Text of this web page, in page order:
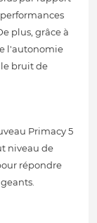
plus, grâce à
l'autonomie
bruit de
Primacy 5
niveau de
répondre